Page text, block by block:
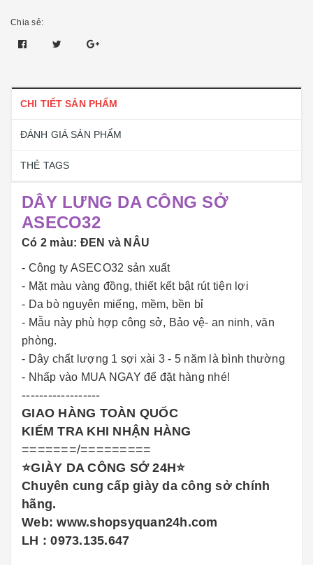
Chia sẻ:
CHI TIẾT SẢN PHẨM
ĐÁNH GIÁ SẢN PHẨM
THẺ TAGS
DÂY LƯNG DA CÔNG SỞ
ASECO32
Có 2 màu: ĐEN và NÂU
- Công ty ASECO32 sản xuất
- Mặt màu vàng đồng, thiết kết bật rút tiện lợi
- Da bò nguyên miếng, mềm, bền bỉ
- Mẫu này phù hợp công sở, Bảo vệ- an ninh, văn
phòng.
- Dây chất lượng 1 sợi xài 3 - 5 năm là bình thường
- Nhấp vào MUA NGAY để đặt hàng nhé!
------------------
GIAO HÀNG TOÀN QUỐC
KIỂM TRA KHI NHẬN HÀNG
=======/=========
⭐️GIÀY DA CÔNG SỞ 24H⭐️
Chuyên cung cấp giày da công sở chính
hãng.
Web: www.shopsyquan24h.com
LH : 0973.135.647